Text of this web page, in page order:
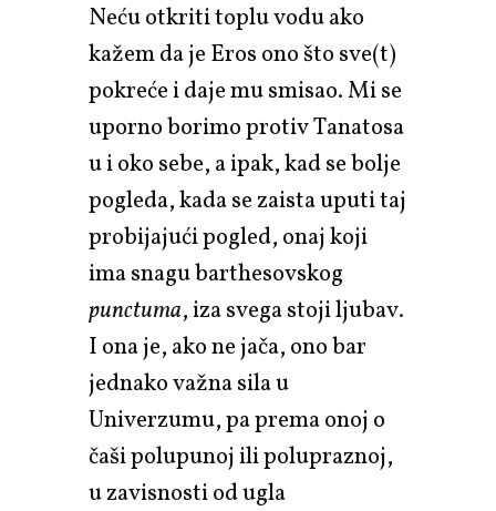
Neću otkriti toplu vodu ako
kažem da je Eros ono što sve(t)
pokreće i daje mu smisao. Mi se
uporno borimo protiv Tanatosa
u i oko sebe, a ipak, kad se bolje
pogleda, kada se zaista uputi taj
probijajući pogled, onaj koji
ima snagu barthesovskog
punctuma, iza svega stoji ljubav.
I ona je, ako ne jača, ono bar
jednako važna sila u
Univerzumu, pa prema onoj o
čaši polupunoj ili polupraznoj,
u zavisnosti od ugla